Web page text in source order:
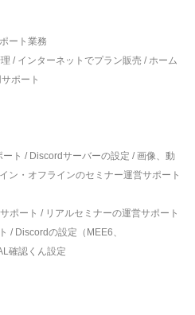
ート業務
/ インターネットでプラン販売 / ホーム
ポート
ト / Discordサーバーの設定 / 画像、動
ン・オフラインのセミナー運営サポート
ポート / リアルセミナーの運営サポート
/ Discordの設定（MEE6、
確認くん設定